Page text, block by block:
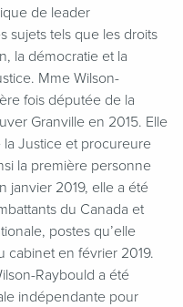
de leader
sujets tels que les droits
la démocratie et la
Mme Wilson-
fois députée de la
Granville en 2015. Elle
Justice et procureure
la première personne
janvier 2019, elle a été
du Canada et
postes qu’elle
cabinet en février 2019.
Raybould a été
indépendante pour